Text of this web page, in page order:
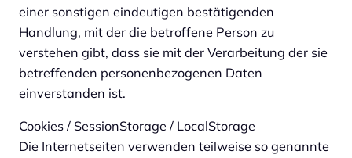
einer sonstigen eindeutigen bestätigenden
Handlung, mit der die betroffene Person zu
verstehen gibt, dass sie mit der Verarbeitung der sie
betreffenden personenbezogenen Daten
einverstanden ist.
Cookies / SessionStorage / LocalStorage
Die Internetseiten verwenden teilweise so genannte